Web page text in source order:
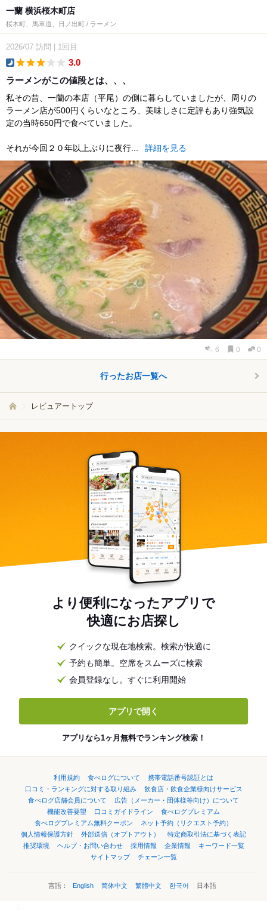
一蘭 横浜桜木町店
桜木町、馬車道、日ノ出町 / ラーメン
2026/07 訪問 1回目
3.0
ラーメンがこの値段とは、、、
私その昔、一蘭の本店（平尾）の側に暮らしていましたが、周りの
ラーメン店が500円くらいなところ、美味しさに定評もあり強気設
定の当時650円で食べていました。
それが今回２０年以上ぶりに夜行... 詳細を見る
6 0 0
行ったお店一覧へ
レビュアートップ
より便利になったアプリで
快適にお店探し
クイックな現在地検索。検索が快適に
予約も簡単。空席をスムーズに検索
会員登録なし。すぐに利用開始
アプリで開く
アプリなら1ヶ月無料でランキング検索！
利用規約 食べログについて
携帯電話番号認証とは
口コミ・ランキングに対する取り組み
飲食店・飲食企業様向けサービス
食べログ店舗会員について
広告（メーカー・団体様等向け）について
機能改善要望
口コミガイドライン
食べログプレミアム
食べログプレミアム無料クーポン
ネット予約（リクエスト予約）
個人情報保護方針
外部送信（オプトアウト）
特定商取引法に基づく表記
推奨環境
ヘルプ・お問い合わせ 採用情報 企業情報
キーワード一覧
サイトマップ
チェーン一覧
言語： English 简体中文 繁體中文 한국어 日本語